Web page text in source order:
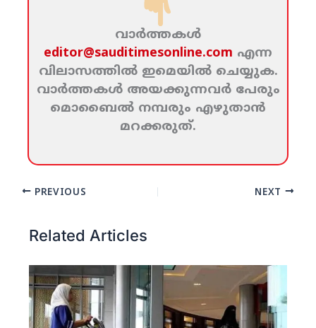
വാര്‍ത്തകള്‍
editor@sauditimesonline.com എന്ന
വിലാസത്തില്‍ ഇമെയില്‍ ചെയ്യുക.
വാര്‍ത്തകള്‍ അയക്കുന്നവര്‍ പേരും
മൊബൈല്‍ നമ്പരും എഴുതാന്‍
മറക്കരുത്‌.
PREVIOUS NEXT
Related Articles